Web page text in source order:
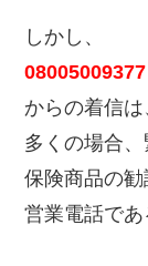
しかし、
08005009377
からの着信は
多くの場合、
保険商品の
営業電話であ